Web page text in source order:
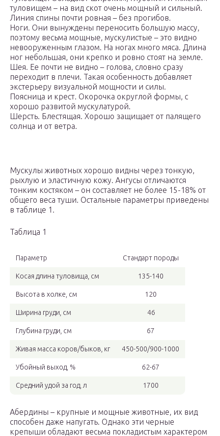
туловищем – на вид скот очень мощный и сильный.
Линия спины почти ровная – без прогибов.
Ноги. Они вынуждены переносить большую массу,
поэтому весьма мощные, мускулистые – это видно
невооруженным глазом. На ногах много мяса. Длина
ног небольшая, они крепко и ровно стоят на земле.
Шея. Ее почти не видно – голова, словно сразу
переходит в плечи. Такая особенность добавляет
экстерьеру визуальной мощности и силы.
Поясница и крест. Окорочка округлой формы, с
хорошо развитой мускулатурой.
Шерсть. Блестящая. Хорошо защищает от палящего
солнца и от ветра.
Мускулы животных хорошо видны через тонкую,
рыхлую и эластичную кожу. Ангусы отличаются
тонким костяком – он составляет не более 15-18% от
общего веса туши. Остальные параметры приведены
в таблице 1.
Таблица 1
Параметр Стандарт породы
Косая длина туловища, см 135-140
Высота в холке, см 120
Ширина груди, см 46
Глубина груди, см 67
Живая масса коров/быков, кг 450-500/900-1000
Убойный выход, % 62-67
Средний удой за год, л 1700
Абердины – крупные и мощные животные, их вид
способен даже напугать. Однако эти черные
крепыши обладают весьма покладистым характером